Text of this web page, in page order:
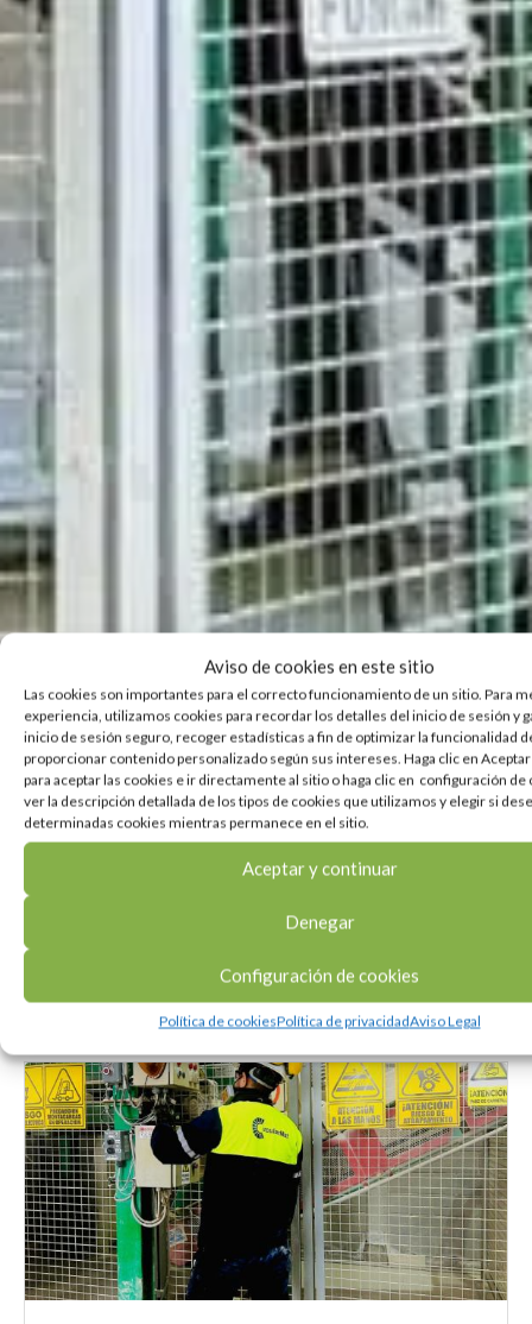
Aviso de cookies en este sitio
Las cookies son importantes para el correcto funcionamiento de un sitio. Para
experiencia, utilizamos cookies para recordar los detalles del inicio de sesión y
inicio de sesión seguro, recoger estadísticas a fin de optimizar la funcionalidad
proporcionar contenido personalizado según sus intereses. Haga clic en
para aceptar las cookies e ir directamente al sitio o haga clic en configuración de
ver la descripción detallada de los tipos de cookies que utilizamos y elegir si
determinadas cookies mientras permanece en el sitio.
Aceptar y continuar
Denegar
Configuración de cookies
Política de cookiesPolítica de privacidadAviso Legal
TRANSFORMING VALUABLE RESOURCES